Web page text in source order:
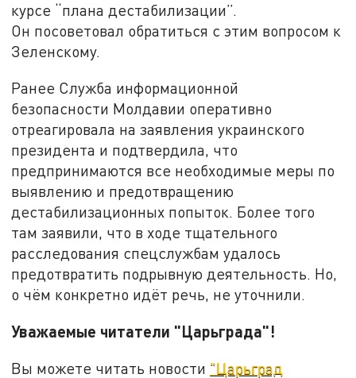
курсе “плана дестабилизации”.
Он посоветовал обратиться с этим вопросом к
Зеленскому.
Ранее Служба информационной
безопасности Молдавии оперативно
отреагировала на заявления украинского
президента и подтвердила, что
предпринимаются все необходимые меры по
выявлению и предотвращению
дестабилизационных попыток. Более того
там заявили, что в ходе тщательного
расследования спецслужбам удалось
предотвратить подрывную деятельность. Но,
о чём конкретно идёт речь, не уточнили.
Уважаемые читатели "Царьграда"!
Вы можете читать новости "Царьград